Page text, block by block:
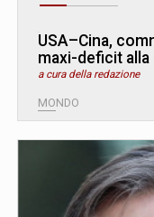
USA–Cina,
maxi-deficit
a cura della redazione
MONDO